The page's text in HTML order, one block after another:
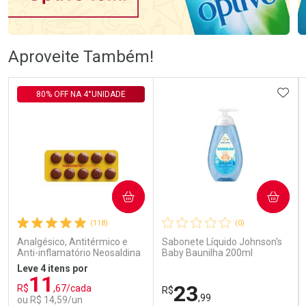
Comprar sem Desconto
Por R$ 105,99/cada
Comprar sem Desconto
Por R$ 105,99/cada
Comprar sem Desconto
Comprar sem Desconto
Aproveite Também!
(118)
Analgésico, Antitérmico e
Anti-inflamatório Neosaldina
30mg + 300mg + 30mg 10
Drágeas
80% OFF NA 4°UNIDADE
Leve 4 itens por
R$11 ,67/cada
ou R$ 14,59/un
COMPRAR
(0)
Sabonete Líquido Johnson's
Baby Baunilha 200ml
R$23,99
COMPRAR